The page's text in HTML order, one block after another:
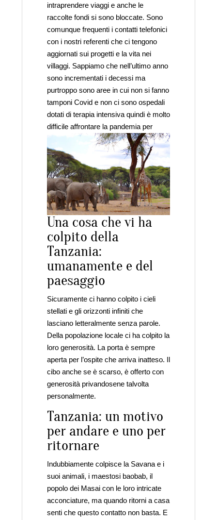
intraprendere viaggi e anche le
raccolte fondi si sono bloccate. Sono
comunque frequenti i contatti telefonici
con i nostri referenti che ci tengono
aggiornati sui progetti e la vita nei
villaggi. Sappiamo che nell’ultimo anno
sono incrementati i decessi ma
purtroppo sono aree in cui non si fanno
tamponi Covid e non ci sono ospedali
dotati di terapia intensiva quindi è molto
difficile affrontare la pandemia per
queste persone.
Una cosa che vi ha
colpito della
Tanzania:
umanamente e del
paesaggio
Sicuramente ci hanno colpito i cieli
stellati e gli orizzonti infiniti che
lasciano letteralmente senza parole.
Della popolazione locale ci ha colpito la
loro generosità. La porta è sempre
aperta per l’ospite che arriva inatteso. Il
cibo anche se è scarso, è offerto con
generosità privandosene talvolta
personalmente.
Tanzania: un motivo
per andare e uno per
ritornare
Indubbiamente colpisce la Savana e i
suoi animali, i maestosi baobab, il
popolo dei Masai con le loro intricate
acconciature, ma quando ritorni a casa
senti che questo contatto non basta. E